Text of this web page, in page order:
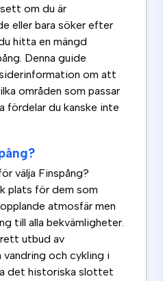
om du är
eller bara söker efter
hitta en mängd
Denna guide
om att
områden som passar
fördelar du kanske inte
välja Finspång?
plats för dem som
atmosfär men
till alla bekvämligheter.
utbud av
och cykling i
det historiska slottet